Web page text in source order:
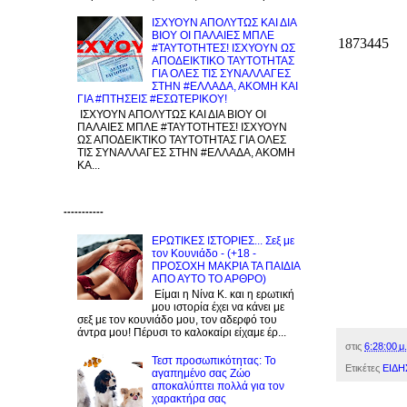
στις 6:28:00
Ετικέτες
ΙΣΧΥΟΥΝ ΑΠΟΛΥΤΩΣ ΚΑΙ ΔΙΑ
ΒΙΟΥ ΟΙ ΠΑΛΑΙΕΣ ΜΠΛΕ
#ΤΑΥΤΟΤΗΤΕΣ! ΙΣΧΥΟΥΝ ΩΣ
ΑΠΟΔΕΙΚΤΙΚΟ ΤΑΥΤΟΤΗΤΑΣ
ΓΙΑ ΟΛΕΣ ΤΙΣ ΣΥΝΑΛΛΑΓΕΣ
ΣΤΗΝ #ΕΛΛΑΔΑ, ΑΚΟΜΗ ΚΑΙ
ΓΙΑ #ΠΤΗΣΕΙΣ #ΕΣΩΤΕΡΙΚΟΥ!
ΙΣΧΥΟΥΝ ΑΠΟΛΥΤΩΣ ΚΑΙ ΔΙΑ ΒΙΟΥ ΟΙ
ΠΑΛΑΙΕΣ ΜΠΛΕ #ΤΑΥΤΟΤΗΤΕΣ! ΙΣΧΥΟΥΝ
ΩΣ ΑΠΟΔΕΙΚΤΙΚΟ ΤΑΥΤΟΤΗΤΑΣ ΓΙΑ ΟΛΕΣ
ΤΙΣ ΣΥΝΑΛΛΑΓΕΣ ΣΤΗΝ #ΕΛΛΑΔΑ, ΑΚΟΜΗ
ΚΑ...
-----------
ΕΡΩΤΙΚΕΣ ΙΣΤΟΡΙΕΣ... Σεξ με
τον Kουνιάδο - (+18 -
ΠΡΟΣΟΧΗ ΜΑΚΡΙΑ ΤΑ ΠΑΙΔΙΑ
ΑΠΟ ΑΥΤΟ ΤΟ ΑΡΘΡΟ)
Είμαι η Νίνα Κ. και η ερωτική
μου ιστορία έχει να κάνει με
σεξ με τον κουνιάδο μου, τον αδερφό του
άντρα μου! Πέρυσι το καλοκαίρι είχαμε έρ...
Τεστ προσωπικότητας: Το
αγαπημένο σας Zώο
αποκαλύπτει πολλά για τον
χαρακτήρα σας